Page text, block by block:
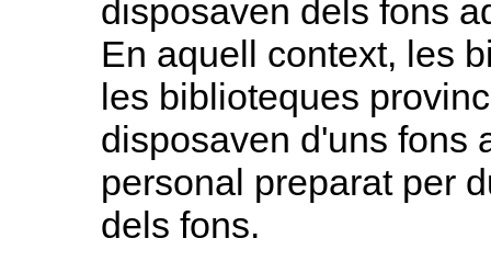
disposaven dels fons
En aquell context, les
les biblioteques
disposaven d'uns fons
personal preparat per
dels fons.